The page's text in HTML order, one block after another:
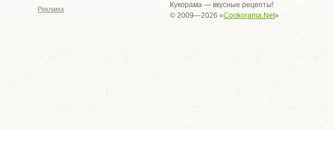
Реклама
Кукорама — вкусные рецепты!
© 2009—2026 «Cookorama.Net»